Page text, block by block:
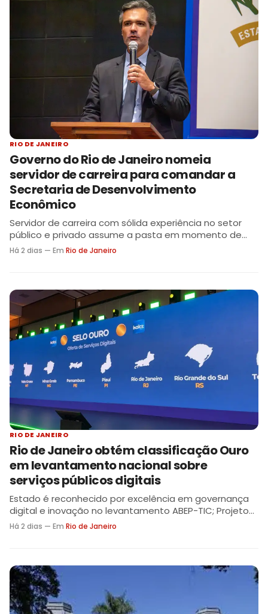
RIO DE JANEIRO
Governo do Rio de Janeiro nomeia
servidor de carreira para comandar a
Secretaria de Desenvolvimento
Econômico
Servidor de carreira com sólida experiência no setor
público e privado assume a pasta em momento de
reestruturação estratégica, visando sinergia e
Há 2 dias — Em Rio de Janeiro
RIO DE JANEIRO
Rio de Janeiro obtém classificação Ouro
em levantamento nacional sobre
serviços públicos digitais
Estado é reconhecido por excelência em governança
digital e inovação no levantamento ABEP-TIC; Projeto
RadarRJ também é destaque em premiação.
Há 2 dias — Em Rio de Janeiro